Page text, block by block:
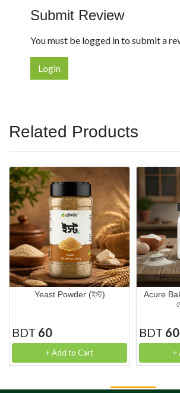
Submit Review
You must be logged in to submit a
Login
Related Products
Acure Baking Powder (একিউর
BDT60
+ Add to Cart
Acure
BDT60